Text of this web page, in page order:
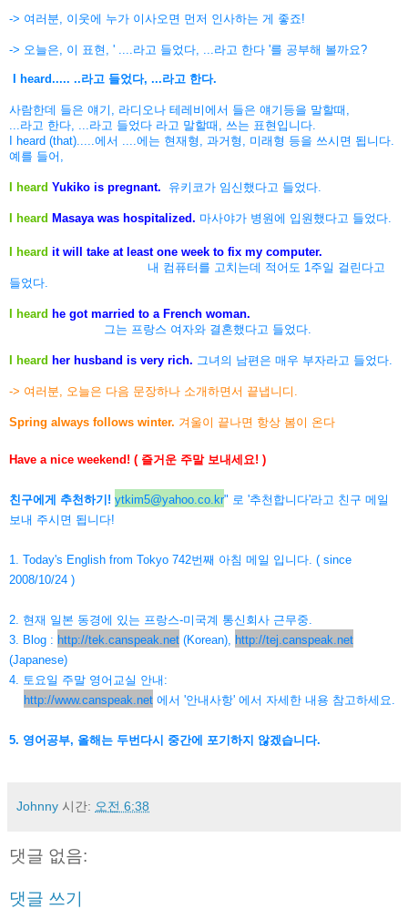
-> 여러분, 이웃에 누가 이사오면 먼저 인사하는 게 좋죠!
-> 오늘은, 이 표현, ' ....라고 들었다, ...라고 한다 '를 공부해 볼까요?
I heard..... ..라고 들었다, ...라고 한다.
사람한데 들은 얘기, 라디오나 테레비에서 들은 얘기등을 말할때,
...라고 한다, ...라고 들었다 라고 말할때, 쓰는 표현입니다.
I heard (that).....에서 ....에는 현재형, 과거형, 미래형 등을 쓰시면 됩니다.
예를 들어,
I heard Yukiko is pregnant. 유키코가 임신했다고 들었다.
I heard Masaya was hospitalized. 마사야가 병원에 입원했다고 들었다.
I heard it will take at least one week to fix my computer.
내 컴퓨터를 고치는데 적어도 1주일 걸린다고
들었다.
I heard he got married to a French woman.
그는 프랑스 여자와 결혼했다고 들었다.
I heard her husband is very rich. 그녀의 남편은 매우 부자라고 들었다.
-> 여러분, 오늘은 다음 문장하나 소개하면서 끝냅니디.
Spring always follows winter. 겨울이 끝나면 항상 봄이 온다
Have a nice weekend! ( 즐거운 주말 보내세요! )
친구에게 추천하기! ytkim5@yahoo.co.kr" 로 '추천합니다'라고 친구 메일
보내 주시면 됩니다!
1. Today's English from Tokyo 742번째 아침 메일 입니다. ( since
2008/10/24 )
2. 현재 일본 동경에 있는 프랑스-미국계 통신회사 근무중.
3. Blog : http://tek.canspeak.net (Korean),
http://tej.canspeak.net
(Japanese)
4. 토요일 주말 영어교실 안내:
http://www.canspeak.net 에서 '안내사항' 에서 자세한 내용 참고하세요.
5. 영어공부, 올해는 두번다시 중간에 포기하지 않겠습니다.
Johnny 시간: 오전 6:38
댓글 없음:
댓글 쓰기